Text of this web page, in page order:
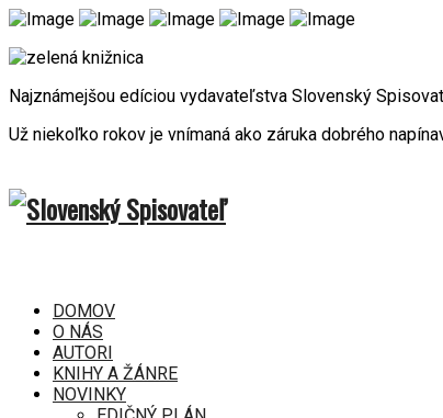
Najznámejšou edíciou vydavateľstva Slovenský
Už niekoľko rokov je vnímaná ako záruka dobrého
DOMOV
O NÁS
AUTORI
KNIHY A ŽÁNRE
NOVINKY